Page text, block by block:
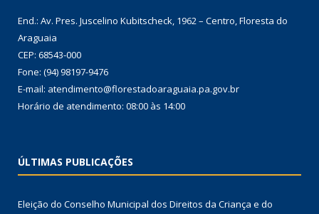
End.: Av. Pres. Juscelino Kubitscheck, 1962 – Centro, Floresta do
Araguaia
CEP: 68543-000
Fone: (94) 98197-9476
E-mail: atendimento@florestadoaraguaia.pa.gov.br
Horário de atendimento: 08:00 às 14:00
ÚLTIMAS PUBLICAÇÕES
Eleição do Conselho Municipal dos Direitos da Criança e do